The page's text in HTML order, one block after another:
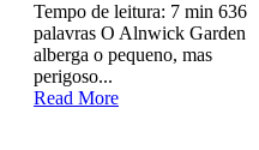
Tempo de leitura: 7 min 636
palavras O Alnwick Garden
alberga o pequeno, mas
perigoso...
Read More